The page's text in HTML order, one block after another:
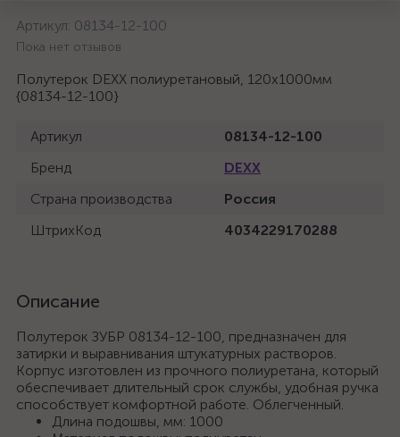
Артикул: 08134-12-100
Пока нет отзывов
Полутерок DEXX полиуретановый, 120x1000мм
{08134-12-100}
Артикул
08134-12-100
Бренд
DEXX
Страна производства
Россия
ШтрихКод
4034229170288
Описание
Полутерок ЗУБР 08134-12-100, предназначен для
затирки и выравнивания штукатурных растворов.
Корпус изготовлен из прочного полиуретана, который
обеспечивает длительный срок службы, удобная ручка
способствует комфортной работе. Облегченный.
Длина подошвы, мм: 1000